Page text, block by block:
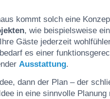
kommt solch eine
, wie beispielsweise
Gäste jederzeit
es einer
Ausstattung.
dann der Plan – der
in eine sinnvolle